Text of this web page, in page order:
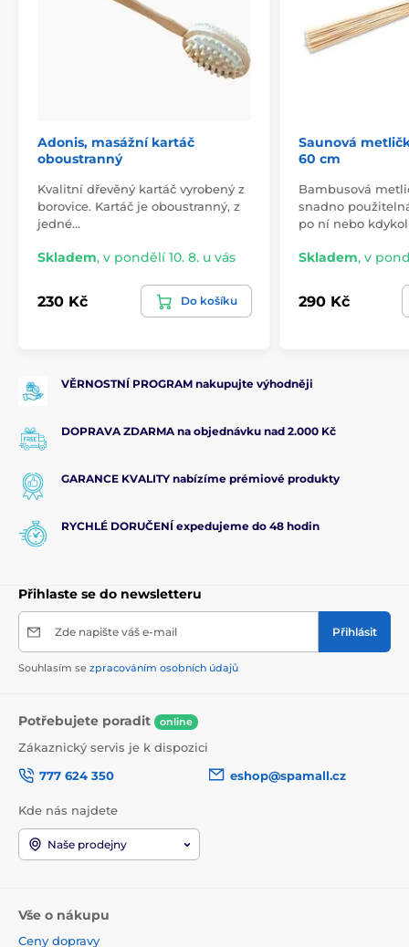
Nechte kartáč proschnout během používání,
zavěšením za poutko, zamezíte tak deformaci štětin.
Adonis, masážní kartáč
oboustranný
Kvalitní dřevěný kartáč vyrobený z
borovice. Kartáč je oboustranný, z
jedné…
Skladem, v pondělí 10. 8. u vás
230 Kč Do košíku
Saunová
60 cm
Bambusová
snadno
po ní nebo
Skladem, v
290 Kč
VĚRNOSTNÍ PROGRAM nakupujte výhodněji
DOPRAVA ZDARMA na objednávku nad 2.000 Kč
GARANCE KVALITY nabízíme prémiové produkty
RYCHLÉ DORUČENÍ expedujeme do 48 hodin
Přihlaste se do newsletteru
Zde napište váš e-mail Přihlásit
Souhlasím se zpracováním osobních údajů
Potřebujete poradit online
Zákaznický servis je k dispozici
777 624 350
eshop@spamall.cz
Kde nás najdete
Naše prodejny
Vše o nákupu
Ceny dopravy